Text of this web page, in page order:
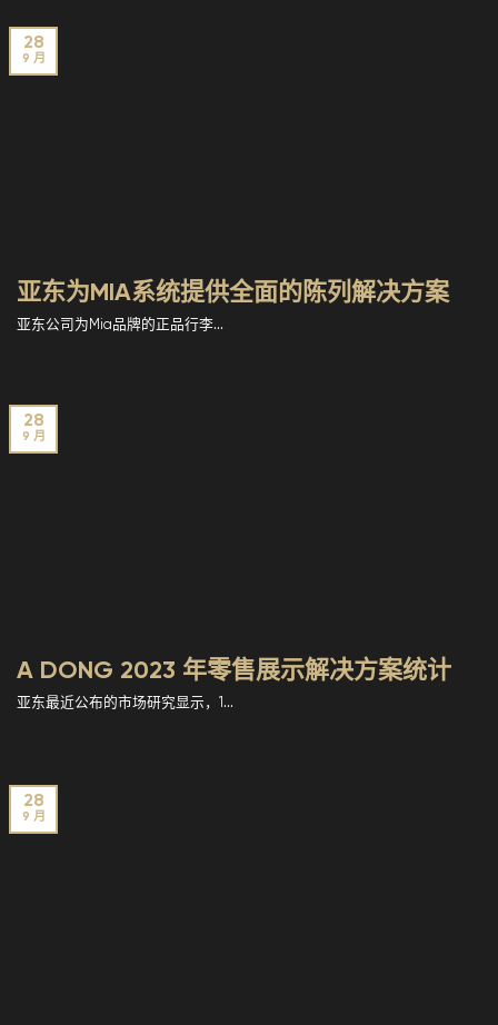
亚东为MIA系统提供全面的陈列解决方案
亚东公司为Mia品牌的正品行李...
28
9 月
A DONG 2023 年零售展示解决方案统计
亚东最近公布的市场研究显示，1...
28
9 月
28
9 月